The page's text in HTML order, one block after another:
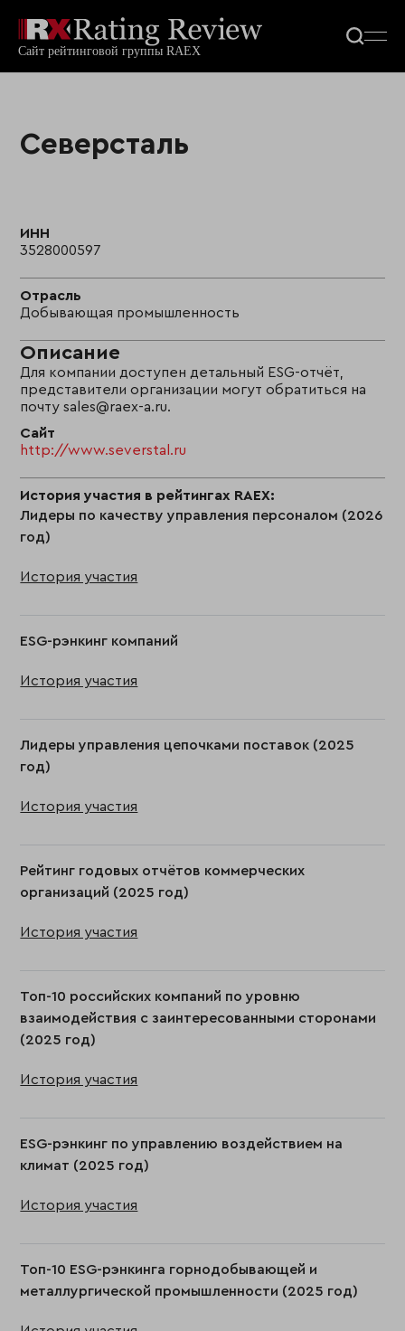
Северсталь
ИНН
3528000597
Отрасль
Добывающая промышленность
Описание
Для компании доступен детальный ESG-отчёт,
представители организации могут обратиться на
почту sales@raex-a.ru.
Сайт
http://www.severstal.ru
История участия в рейтингах RAEX:
Лидеры по качеству управления персоналом (2026
год)
История участия
ESG-рэнкинг компаний
История участия
Лидеры управления цепочками поставок (2025
год)
История участия
Рейтинг годовых отчётов коммерческих
организаций (2025 год)
История участия
Топ-10 российских компаний по уровню
взаимодействия с заинтересованными сторонами
(2025 год)
История участия
ESG-рэнкинг по управлению воздействием на
климат (2025 год)
История участия
Топ-10 ESG-рэнкинга горнодобывающей и
металлургической промышленности (2025 год)